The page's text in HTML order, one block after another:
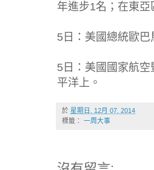
年進步1名；在東亞
5日：美國總統歐
5日：美國國家航
平洋上。
於 星期日, 12月 07, 2014
標籤： 一周大事